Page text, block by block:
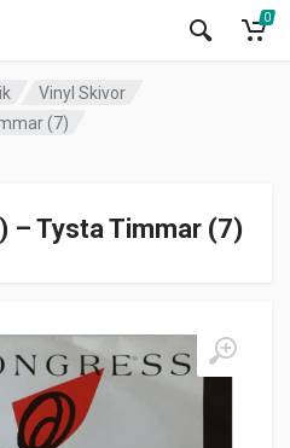
0
Vinyl Skivor
(7)
– Tysta Timmar (7)